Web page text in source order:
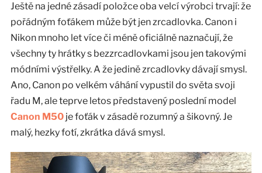
Ještě na jedné zásadí položce oba velcí výrobci trvají: že
pořádným foťákem může být jen zrcadlovka. Canon i
Nikon mnoho let více či méně oficiálně naznačují, že
všechny ty hrátky s bezzrcadlovkami jsou jen takovými
módními výstřelky. A že jedině zrcadlovky dávají smysl.
Ano, Canon po velkém váhání vypustil do světa svoji
řadu M, ale teprve letos představený poslední model
Canon M50je foťák v zásadě rozumný a šikovný. Je
malý, hezky fotí, zkrátka dává smysl.